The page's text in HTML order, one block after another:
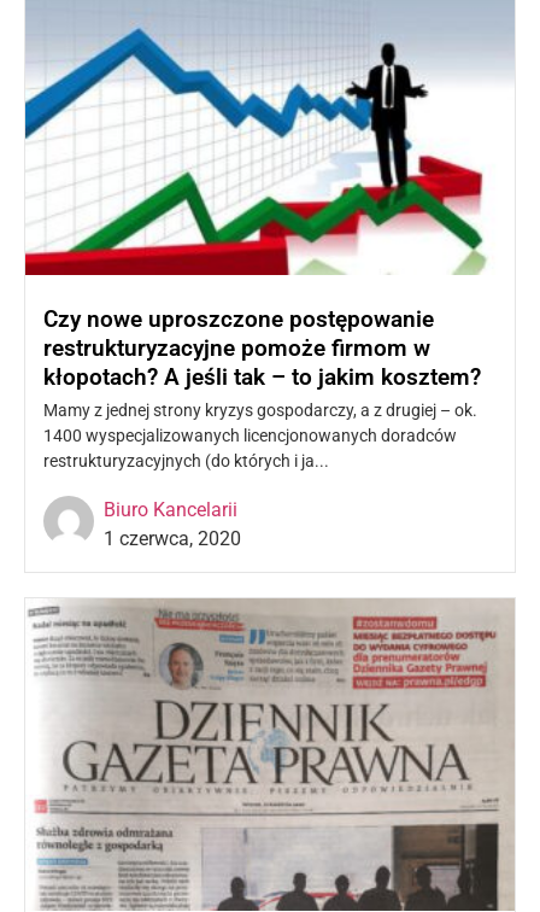
Czy nowe uproszczone postępowanie
restrukturyzacyjne pomoże firmom w
kłopotach? A jeśli tak – to jakim kosztem?
Mamy z jednej strony kryzys gospodarczy, a z drugiej – ok.
1400 wyspecjalizowanych licencjonowanych doradców
restrukturyzacyjnych (do których i ja...
Biuro Kancelarii
1 czerwca, 2020